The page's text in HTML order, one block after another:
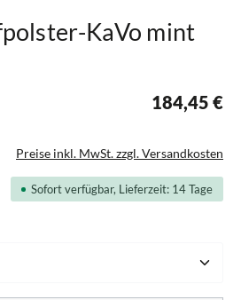
KaVo mint
184,45 €
Preise inkl. MwSt. zzgl. Versandkosten
Sofort verfügbar, Lieferzeit: 14 Tage